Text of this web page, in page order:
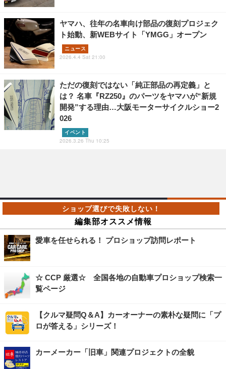
ヤマハ、往年の名車向け部品の復刻プロジェク
ト始動、新WEBサイト「YMGG」オープン
ニュース
2026.4.4 Sat 21:00
ただの復刻ではない「純正部品の再定義」と
は？ 名車『RZ250』のパーツをヤマハが“新規
開発”する理由…大阪モーターサイクルショー2
026
イベント
2026.3.26 Thu 10:25
編集部オススメ情報
愛車を任せられる！ プロショップ訪問レポート
☆ CCP 厳選☆ 全国各地の自動車プロショップ検索一
覧ページ
【クルマ疑問Q＆A】カーオーナーの素朴な疑問に「プ
ロが答える」シリーズ！
カーメーカー「旧車」関連プロジェクトの全貌